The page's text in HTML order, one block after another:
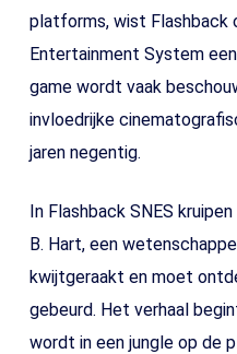
platforms, wist Flashback
Entertainment System
game wordt vaak
invloedrijke
jaren negentig.
In Flashback SNES
B. Hart, een
kwijtgeraakt en moet
gebeurd. Het verhaal
wordt in een jungle op de